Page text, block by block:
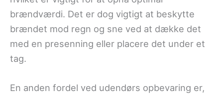
brændværdi. Det er dog vigtigt at beskytte
brændet mod regn og sne ved at dække det
med en presenning eller placere det under et
tag.
En anden fordel ved udendørs opbevaring er,